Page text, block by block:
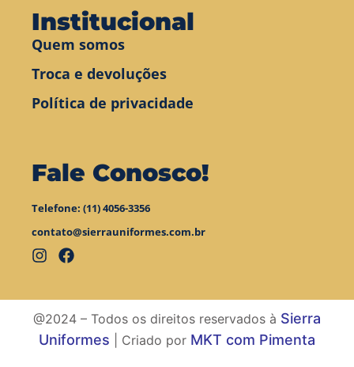
Institucional
Quem somos
Troca e devoluções
Política de privacidade
Fale Conosco!
Telefone: (11) 4056-3356
contato@sierrauniformes.com.br
@2024 – Todos os direitos reservados à Sierra
Uniformes | Criado por MKT com Pimenta